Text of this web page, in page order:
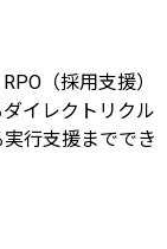
（採用支援）
イレクトリクル
行支援まででき